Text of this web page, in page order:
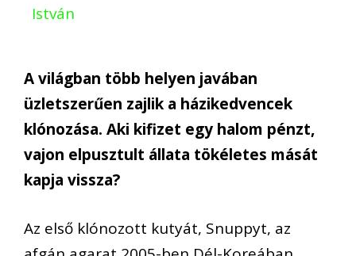
István
A világban több helyen javában
üzletszerűen zajlik a házikedvencek
klónozása. Aki kifizet egy halom pénzt,
vajon elpusztult állata tökéletes mását
kapja vissza?
Az első klónozott kutyát, Snuppyt, az